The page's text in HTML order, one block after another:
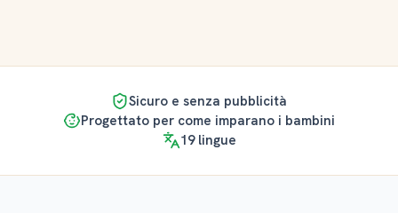
Sicuro e senza pubblicità
Progettato per come imparano i bambini
19 lingue